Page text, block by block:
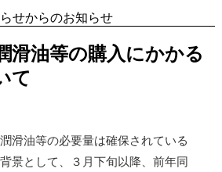
せからのお知らせ
滑油等の購入にかかる
て
滑油等の必要量は確保されている
景として、３月下旬以降、前年同